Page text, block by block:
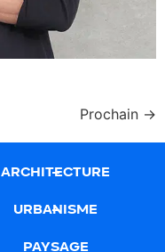
Prochain →
ARCHITECTURE
URBANISME
PAYSAGE